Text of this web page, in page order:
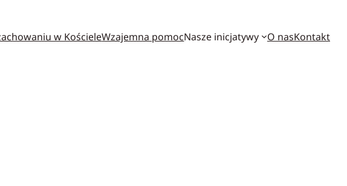
w KościeleWzajemna pomocNasze inicjatywy O nasKontakt